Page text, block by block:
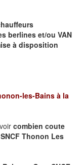
berlines et/ou VAN
à disposition
les-Bains à la
combien coute
Thonon Les